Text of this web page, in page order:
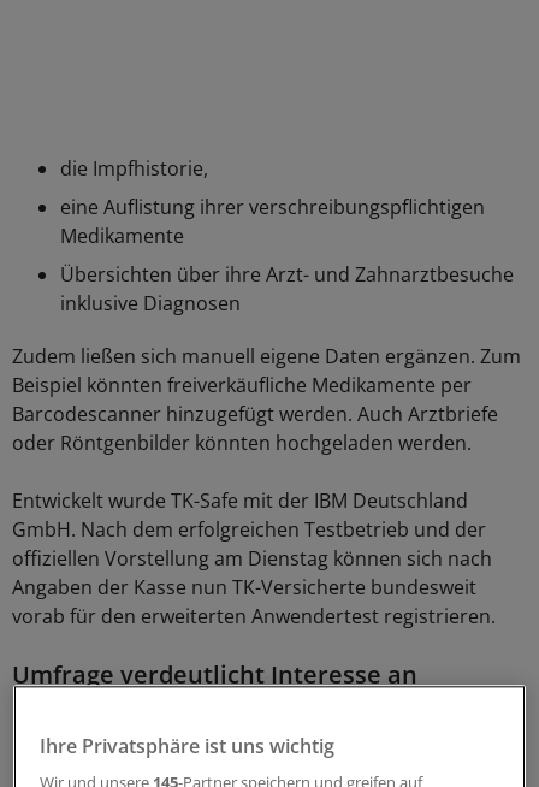
die Impfhistorie,
eine Auflistung ihrer verschreibungspflichtigen
Medikamente
Übersichten über ihre Arzt- und Zahnarztbesuche
inklusive Diagnosen
Zudem ließen sich manuell eigene Daten ergänzen. Zum
Beispiel könnten freiverkäufliche Medikamente per
Barcodescanner hinzugefügt werden. Auch Arztbriefe
oder Röntgenbilder könnten hochgeladen werden.
Entwickelt wurde TK-Safe mit der IBM Deutschland
GmbH. Nach dem erfolgreichen Testbetrieb und der
offiziellen Vorstellung am Dienstag können sich nach
Angaben der Kasse nun TK-Versicherte bundesweit
vorab für den erweiterten Anwendertest registrieren.
Umfrage verdeutlicht Interesse an
Die TK verweist zugleich auf eine Umfrage, die FORSA in
Ihre Privatsphäre ist uns wichtig